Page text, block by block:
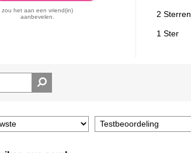
zou het aan een vriend(in)
aanbevelen.
2 Sterren
1 Ster